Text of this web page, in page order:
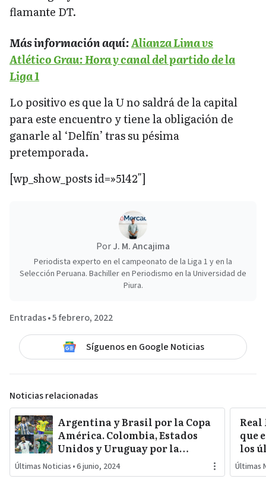
flamante DT.
Más información aquí:Alianza Lima vs
Atlético Grau: Hora y canal del partido de la
Liga 1
Lo positivo es que la U no saldrá de la capital
para este encuentro y tiene la obligación de
ganarle al ‘Delfín’ tras su pésima
pretemporada.
[wp_show_posts id=»5142″]
PorJ. M. Ancajima
Periodista experto en el campeonato de la Liga 1 y en la
Selección Peruana. Bachiller en Periodismo en la Universidad de
Piura.
Entradas•5 febrero, 2022
Síguenos en Google Noticias
Noticias relacionadas
Argentina y Brasil por la Copa
América. Colombia, Estados
Unidos y Uruguay por la
sorpresa. Paraguay y Perú
darán pelea…
Últimas Noticias •6 junio, 2024
que
los
Últimas